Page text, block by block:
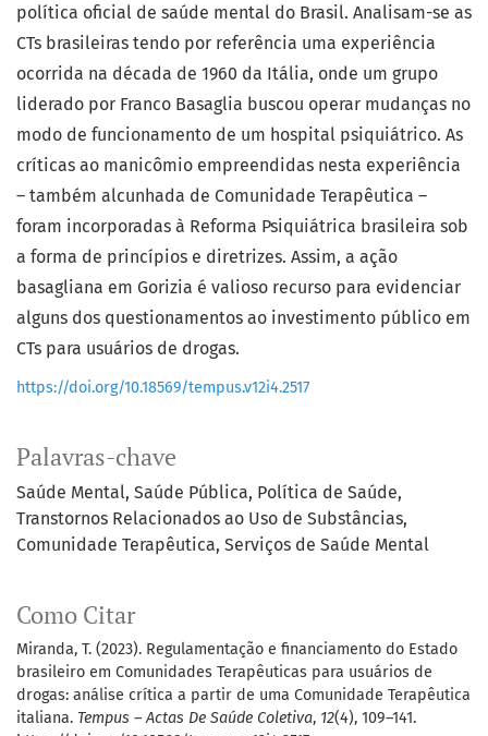
Palavras-chave
Saúde Mental Saúde Pública Política de Saúde
Transtornos Relacionados ao Uso de Substâncias
Comunidade Terapêutica Serviços de Saúde Mental
Como Citar
Miranda, T. (2023). Regulamentação e financiamento do Estado
brasileiro em Comunidades Terapêuticas para usuários de
drogas: análise crítica a partir de uma Comunidade Terapêutica
italiana. Tempus – Actas De Saúde Coletiva, 12(4), 109–141.
política oficial de saúde mental do Brasil. Analisam-se as
CTs brasileiras tendo por referência uma experiência
ocorrida na década de 1960 da Itália, onde um grupo
liderado por Franco Basaglia buscou operar mudanças no
modo de funcionamento de um hospital psiquiátrico. As
críticas ao manicômio empreendidas nesta experiência
– também alcunhada de Comunidade Terapêutica –
foram incorporadas à Reforma Psiquiátrica brasileira sob
a forma de princípios e diretrizes. Assim, a ação
basagliana em Gorizia é valioso recurso para evidenciar
alguns dos questionamentos ao investimento público em
CTs para usuários de drogas.
https://doi.org/10.18569/tempus.v12i4.2517